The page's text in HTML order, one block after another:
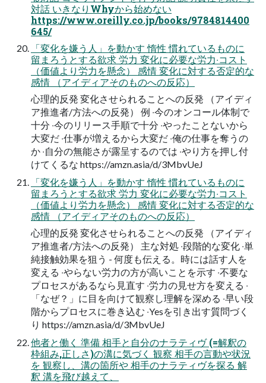
対話 いきなりWhyから始めない
https://www.oreilly.co.jp/books/9784814400
645/
「変化を嫌う⼈」を動かす 惰性 慣れているものに
留まろうとする欲求 労⼒ 変化に必要な労⼒‧コスト
（価値より労⼒を懸念） 感情 変化に対する否定的な
感情 （アイディアそのものへの反応）
⼼理的反発 変化させられることへの反発 （アイディ
ア推進者/⽅法への反発） 例 ‧今のオンコール体制で
⼗分 ‧今のリリース⼿順で⼗分 ‧やったことないから
⼤変だ ‧仕事が増えるから⼤変だ ‧俺の仕事を奪うの
か ‧⾃分の無能さが露呈するのでは ‧やり⽅を押し付
けてくるな https://amzn.asia/d/3MbvUeJ
「変化を嫌う⼈」を動かす 惰性 慣れているものに
留まろうとする欲求 労⼒ 変化に必要な労⼒‧コスト
（価値より労⼒を懸念） 感情 変化に対する否定的な
感情 （アイディアそのものへの反応）
⼼理的反発 変化させられることへの反発 （アイディ
ア推進者/⽅法への反発） 主な対処 ‧段階的な変化 ‧単
純接触効果を狙う - 何度も伝える。時には話す⼈を
変える ‧やらない労⼒の⽅が⾼いことを⽰す ‧不要な
プロセスがあるなら⾒直す ‧労⼒の⾒せ⽅を変える ‧
「なぜ？」に⽬を向けて観察し理解を深める ‧早い段
階からプロセスに巻き込む ‧Yesを引き出す質問づく
り https://amzn.asia/d/3MbvUeJ
他者と働く 準備 相⼿と⾃分のナラティヴ (=解釈の
枠組み,正しさ)の溝に気づく 観察 相⼿の⾔動や状況
を 観察し、溝の箇所や 相⼿のナラティヴを探る 解
釈 溝を⾶び越えて、